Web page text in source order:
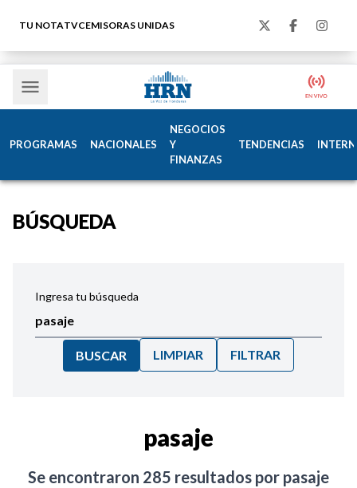
TU NOTATVCEMISORAS UNIDAS
PROGRAMAS NACIONALES
NEGOCIOS
Y
FINANZAS
TENDENCIAS
BÚSQUEDA
Ingresa tu búsqueda
BUSCAR LIMPIAR FILTRAR
pasaje
Se encontraron 285 resultados por pasaje